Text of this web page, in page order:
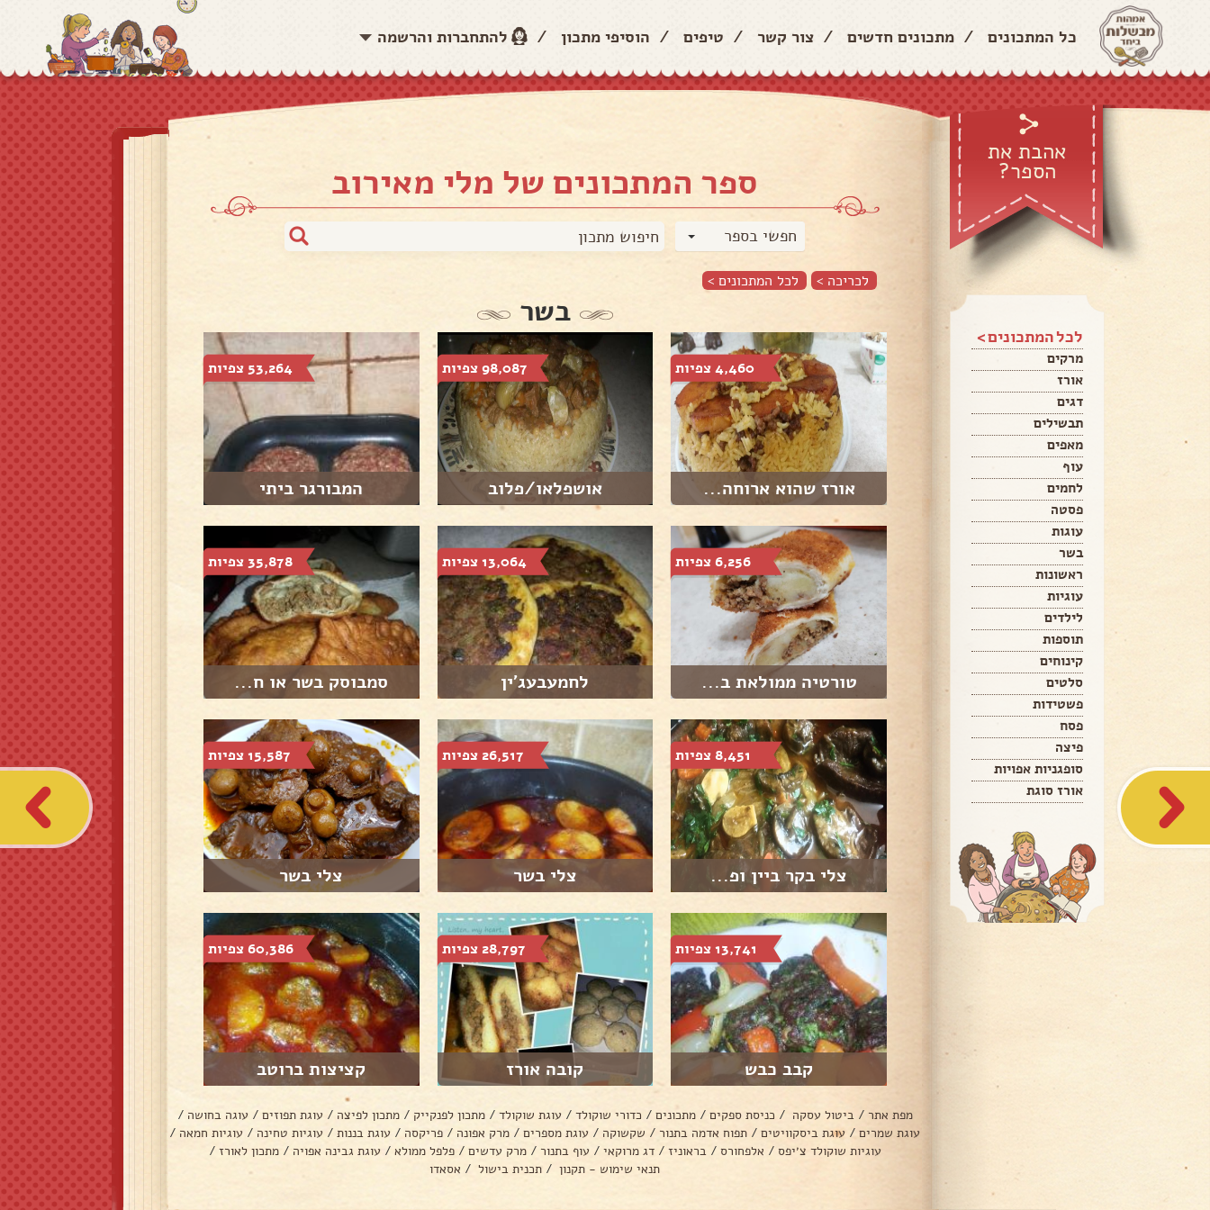
כל המתכונים / מתכונים חדשים / צור קשר / טיפים / הוסיפי מתכון / להתחברות והרשמה
אהבת את
הספר?
לכל המתכונים >
מרקים
אורז
דגים
תבשילים
מאפים
עוף
לחמים
פסטה
עוגות
בשר
ראשונות
עוגיות
לילדים
תוספות
קינוחים
סלטים
פשטידות
פסח
פיצה
סופגניות אפויות
אורז סוגת
ספר המתכונים של מלי מאירוב
חפשי בספר
לכריכה > לכל המתכונים >
בשר
4,460 צפיות
אורז שהוא ארוחה...
98,087 צפיות
אושפלאו/פלוב
53,264 צפיות
המבורגר ביתי
6,256 צפיות
טורטיה ממולאת ב...
13,064 צפיות
לחמעבעג'ין
35,878 צפיות
סמבוסק בשר או ח...
8,451 צפיות
צלי בקר ביין ופ...
26,517 צפיות
צלי בשר
15,587 צפיות
צלי בשר
13,741 צפיות
קבב כבש
28,797 צפיות
קובה אורז
60,386 צפיות
קציצות ברוטב
מפת אתר / ביטול עסקה / כניסת ספקים / מתכונים / כדורי שוקולד / עוגת שוקולד / מתכון לפנקייק / מתכון לפיצה / עוגת תפוזים / עוגה בחושה /
עוגת שמרים / עוגת ביסקוויטים / תפוח אדמה בתנור / שקשוקה / עוגת מספרים / מרק אפונה / פריקסה / עוגת בננות / עוגיות טחינה / עוגיות חמאה /
עוגיות שוקולד צ׳יפס / אלפחורס / בראוניז / דג מרוקאי / עוף בתנור / מרק עדשים / פלפל ממולא / עוגת גבינה אפויה / מתכון לאורז /
תנאי שימוש - תקנון / תכנית בישול / אסאדו